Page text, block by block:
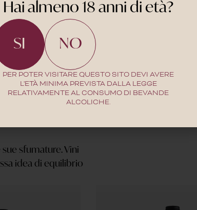
sfumature. Vini
idea di equilibrio
Hai almeno 18 anni di età?
SI NO
PER POTER VISITARE QUESTO SITO DEVI AVERE
L'ETÀ MINIMA PREVISTA DALLA LEGGE
RELATIVAMENTE AL CONSUMO DI BEVANDE
ALCOLICHE.